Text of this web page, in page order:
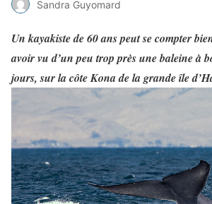
Sandra Guyomard
Un kayakiste de 60 ans peut se compter
avoir vu d’un peu trop près une baleine à
jours, sur la côte Kona de la grande île